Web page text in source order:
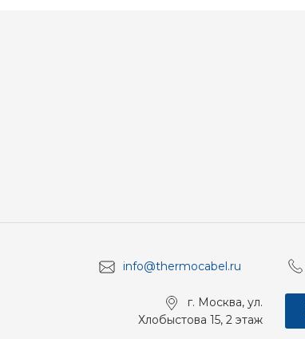
info@thermocabel.ru
г. Москва, ул.
Хлобыстова 15, 2 этаж